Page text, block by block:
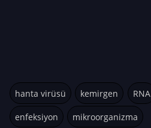
hanta virüsü kemirgen RNA
enfeksiyon mikroorganizma